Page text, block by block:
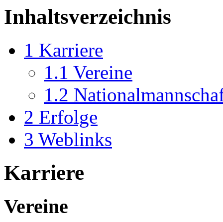
Inhaltsverzeichnis
1 Karriere
1.1 Vereine
1.2
2 Erfolge
3 Weblinks
Karriere
Vereine